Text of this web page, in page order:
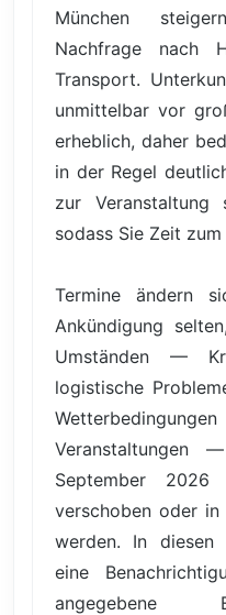
München
Nachfrage nach
Transport.
unmittelbar vor
erheblich, daher
in der Regel
zur
sodass Sie Zeit zum
Termine ändern
Ankündigung
Umständen —
logistische
Veranstaltungen
September
verschoben oder in
werden. In diesen
eine
angegebene